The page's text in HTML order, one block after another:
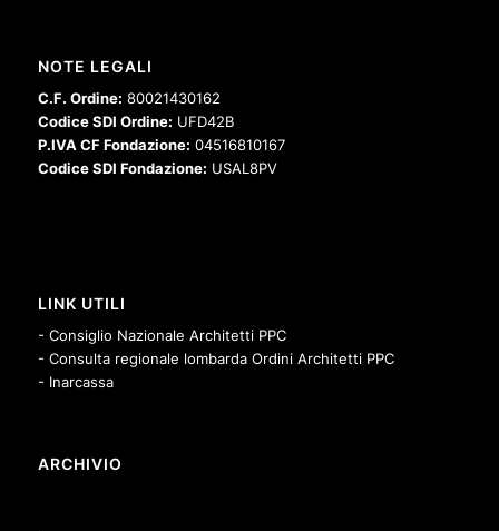
NOTE LEGALI
C.F. Ordine: 80021430162
Codice SDI Ordine: UFD42B
P.IVA CF Fondazione: 04516810167
Codice SDI Fondazione: USAL8PV
LINK UTILI
- Consiglio Nazionale Architetti PPC
- Consulta regionale lombarda Ordini Architetti PPC
- Inarcassa
ARCHIVIO